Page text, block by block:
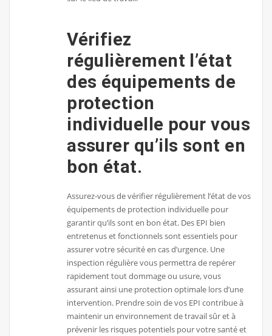
Vérifiez
régulièrement l’état
des équipements de
protection
individuelle pour vous
assurer qu’ils sont en
bon état.
Assurez-vous de vérifier régulièrement l’état de vos
équipements de protection individuelle pour
garantir qu’ils sont en bon état. Des EPI bien
entretenus et fonctionnels sont essentiels pour
assurer votre sécurité en cas d’urgence. Une
inspection régulière vous permettra de repérer
rapidement tout dommage ou usure, vous
assurant ainsi une protection optimale lors d’une
intervention. Prendre soin de vos EPI contribue à
maintenir un environnement de travail sûr et à
prévenir les risques potentiels pour votre santé et